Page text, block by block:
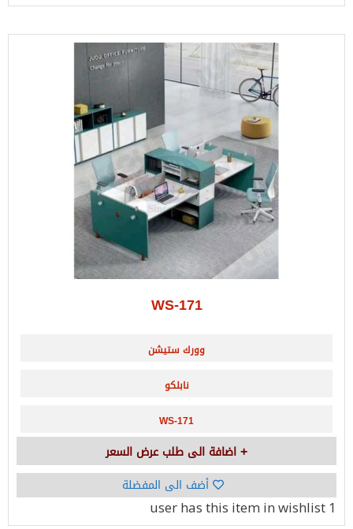
WS-171
وورك ستيشن
نابلكو
WS-171
اضافة الى طلب عرض السعر
أضف الى المفضلة
1 user
has this item in wishlist